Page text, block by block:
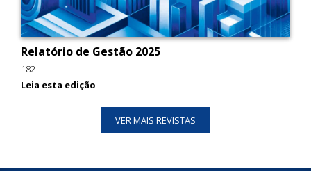
Relatório de Gestão 2025
182
Leia esta edição
VER MAIS REVISTAS